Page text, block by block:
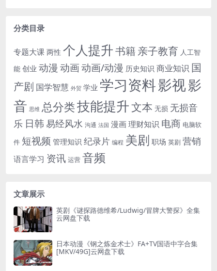
分类目录
专题大课 两性 个人提升书籍 亲子教育 人工智
能 创业 动漫 动画动画/动漫 历史知识 商业知识 国
产剧 国学智慧 外贸 学业 学习资料影视影
音 思维 总分类技能提升文本 无损 无损音
乐 日韩易经风水 沟通 法国 漫画理财知识 电商 电脑软
件 短视频 管理知识 纪录片 编程 美剧 职场 英剧 营销
语言学习 资讯 运营 音频
文章展示
英剧《谜探路德维希/Ludwig/冒牌大警探》全集
云网盘下载
日本动漫《钢之炼金术士》FA+TV国语中字合集
[MKV/49G]云网盘下载